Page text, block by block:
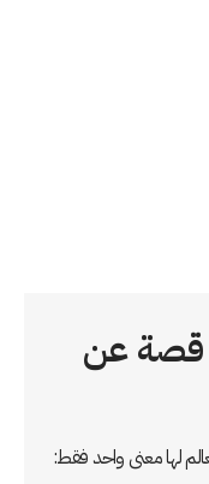
قصة عن
لها معنى واحد فقط: